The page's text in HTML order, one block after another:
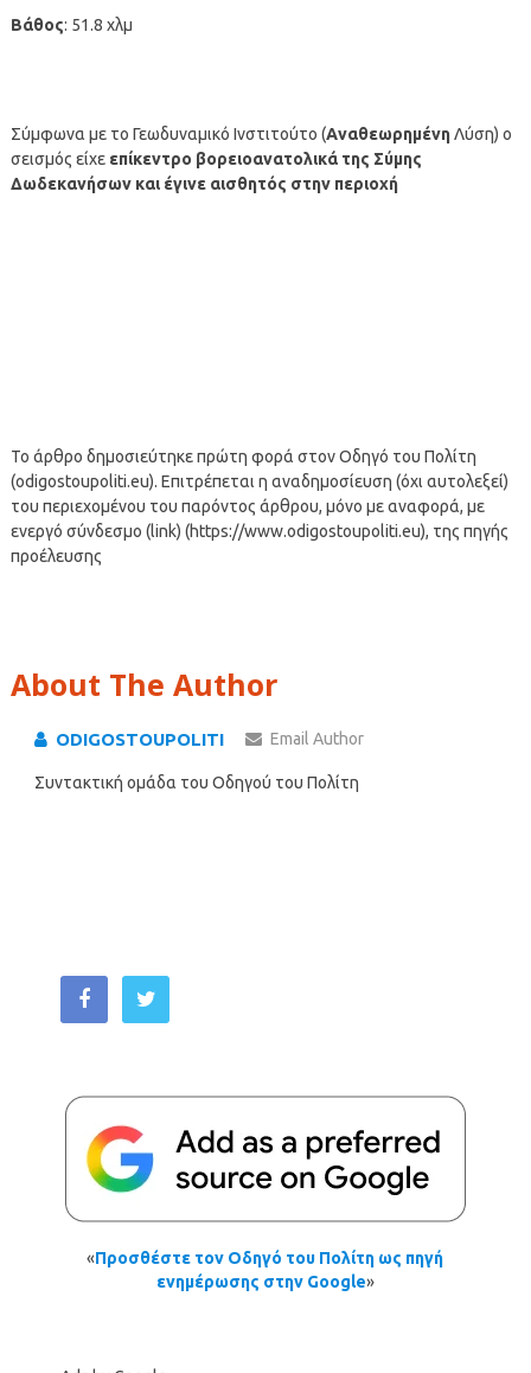
Βάθος: 51.8 χλμ
Σύμφωνα με το Γεωδυναμικό Ινστιτούτο (ΑναθεωρημένηΛύση) ο
σεισμός είχε επίκεντρο βορειοανατολικά της Σύμης
Δωδεκανήσων και έγινε αισθητός στην περιοχή
Το άρθρο δημοσιεύτηκε πρώτη φορά στον Οδηγό του Πολίτη
(odigostoupoliti.eu). Επιτρέπεται η αναδημοσίευση (όχι αυτολεξεί)
του περιεχομένου του παρόντος άρθρου, μόνο με αναφορά, με
ενεργό σύνδεσμο (link) (https://www.odigostoupoliti.eu), της πηγής
προέλευσης
About The Author
ODIGOSTOUPOLITI Email Author
Συντακτική ομάδα του Οδηγού του Πολίτη
«Προσθέστε τον Οδηγό του Πολίτη ως πηγή
ενημέρωσης στην Google»